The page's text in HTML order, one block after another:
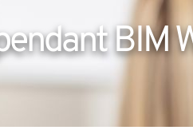
BIM